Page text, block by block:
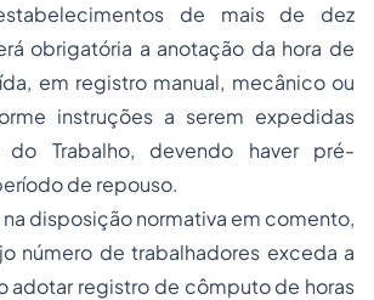
de mais de dez
obrigatória a anotação da hora de
em registro manual, mecânico ou
instruções a serem expedidas
do Trabalho, devendo haver pré-
de repouso.
disposição normativa em comento,
número de trabalhadores exceda a
adotar registro de cômputo de horas